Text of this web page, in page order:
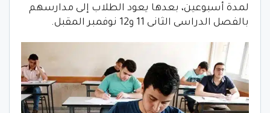
لمدة أسبوعين، بعدها يعود الطلاب إلى مدارسهم
بالفصل الدراسى الثانى 11 و12 نوفمبر المقبل.